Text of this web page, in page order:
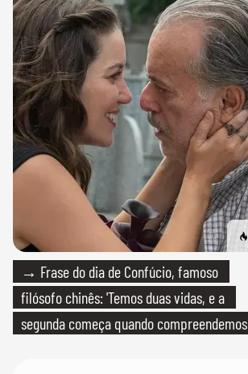
→ Frase do dia de Confúcio, famoso
filósofo chinês: 'Temos duas vidas, e a
segunda começa quando compreendemos